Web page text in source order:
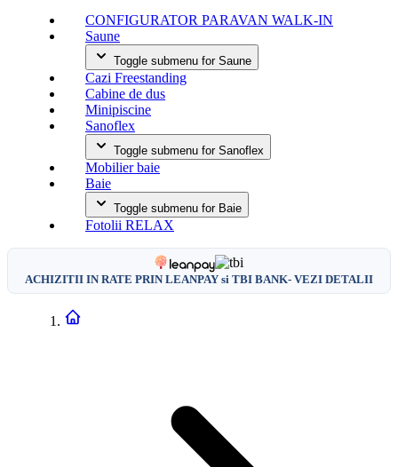
CONFIGURATOR PARAVAN WALK-IN
Saune
Toggle submenu for Saune
Cazi Freestanding
Cabine de dus
Minipiscine
Sanoflex
Toggle submenu for Sanoflex
Mobilier baie
Baie
Toggle submenu for Baie
Fotolii RELAX
ACHIZITII IN RATE PRIN LEANPAY si TBI BANK- VEZI DETALII